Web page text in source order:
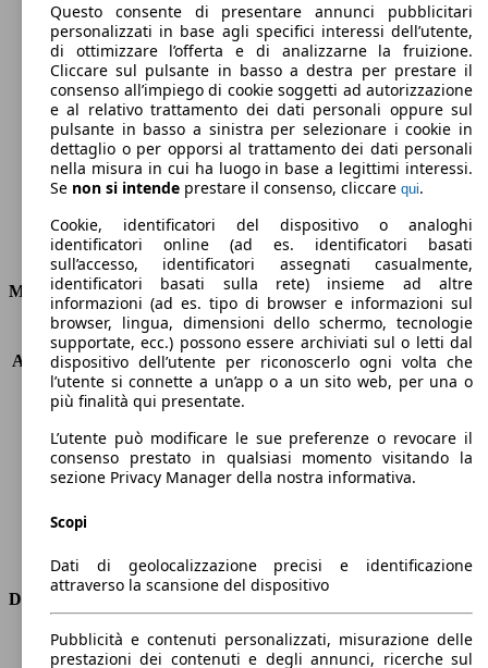
112 g/km
Emissioni di CO2 (combinato)*
Consumi
Motore e Prestazioni
KW (PS)
110 kW (150 PS)
Accelerazione (0-100 km/h)
9.5s
Velocità massima (km/h)
205 km/h
Numero di marce
8
Coppia
370 nm
Cilindrata
1997 ccm
Carburante
Diesel
Trasmissione
Dimensioni
Lunghezza
4670 mm
Questo consente di presentare annunci pubblicitari
personalizzati in base agli specifici interessi dell’utente,
di ottimizzare l’offerta e di analizzarne la fruizione.
Cliccare sul pulsante in basso a destra per prestare il
consenso all’impiego di cookie soggetti ad autorizzazione
e al relativo trattamento dei dati personali oppure sul
pulsante in basso a sinistra per selezionare i cookie in
dettaglio o per opporsi al trattamento dei dati personali
nella misura in cui ha luogo in base a legittimi interessi.
Se non si intende prestare il consenso, cliccare qui.
Cookie, identificatori del dispositivo o analoghi
identificatori online (ad es. identificatori basati
sull’accesso, identificatori assegnati casualmente,
identificatori basati sulla rete) insieme ad altre
informazioni (ad es. tipo di browser e informazioni sul
browser, lingua, dimensioni dello schermo, tecnologie
supportate, ecc.) possono essere archiviati sul o letti dal
dispositivo dell’utente per riconoscerlo ogni volta che
l’utente si connette a un’app o a un sito web, per una o
più finalità qui presentate.
L’utente può modificare le sue preferenze o revocare il
consenso prestato in qualsiasi momento visitando la
sezione Privacy Manager della nostra informativa.
Scopi
Dati di geolocalizzazione precisi e identificazione
attraverso la scansione del dispositivo
Pubblicità e contenuti personalizzati, misurazione delle
prestazioni dei contenuti e degli annunci, ricerche sul